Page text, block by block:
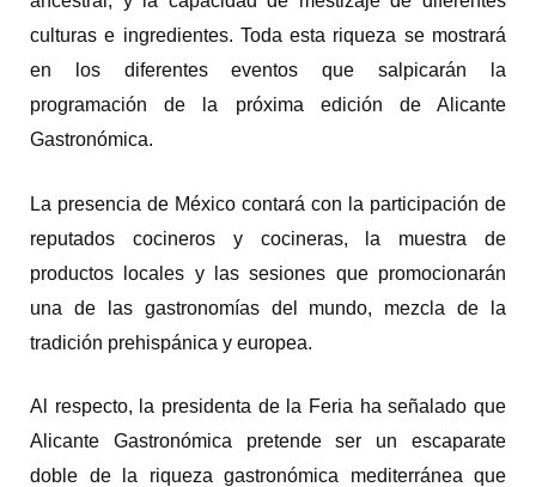
culturas e ingredientes. Toda esta riqueza se mostrará
en los diferentes eventos que salpicarán la
programación de la próxima edición de Alicante
Gastronómica.
La presencia de México contará con la participación de
reputados cocineros y cocineras, la muestra de
productos locales y las sesiones que promocionarán
una de las gastronomías del mundo, mezcla de la
tradición prehispánica y europea.
Al respecto, la presidenta de la Feria ha señalado que
Alicante Gastronómica pretende ser un escaparate
doble de la riqueza gastronómica mediterránea que